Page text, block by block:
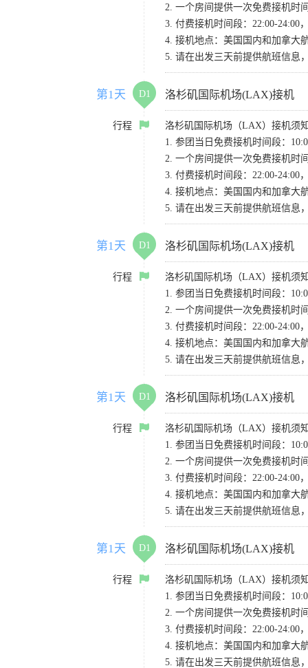
2. 一个房间提供一次免费接机时
3. 付费接机时间段：22:00-24:00
4. 接机地点：美国国内和加拿大
5. 请在出发三天前提供航班信息
第1天 D1 洛杉矶国际机场(LAX)接机
行程
洛杉矶国际机场（LAX）接机须
1. 参团当日免费接机时间段：
2. 一个房间提供一次免费接机时
3. 付费接机时间段：22:00-24:00
4. 接机地点：美国国内和加拿大
5. 请在出发三天前提供航班信息
第1天 D1 洛杉矶国际机场(LAX)接机
行程
洛杉矶国际机场（LAX）接机须
1. 参团当日免费接机时间段：
2. 一个房间提供一次免费接机时
3. 付费接机时间段：22:00-24:00
4. 接机地点：美国国内和加拿大
5. 请在出发三天前提供航班信息
第1天 D1 洛杉矶国际机场(LAX)接机
行程
洛杉矶国际机场（LAX）接机须
1. 参团当日免费接机时间段：
2. 一个房间提供一次免费接机时
3. 付费接机时间段：22:00-24:00
4. 接机地点：美国国内和加拿大
5. 请在出发三天前提供航班信息
第1天 D1 洛杉矶国际机场(LAX)接机
行程
洛杉矶国际机场（LAX）接机须
1. 参团当日免费接机时间段：
2. 一个房间提供一次免费接机时
3. 付费接机时间段：22:00-24:00
4. 接机地点：美国国内和加拿大
5. 请在出发三天前提供航班信息